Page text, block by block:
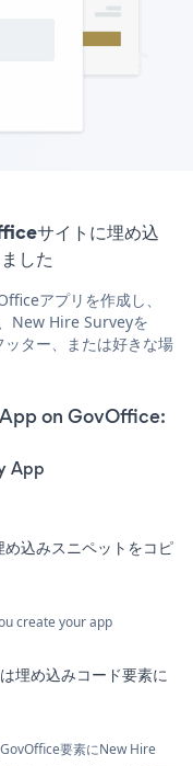
サイトに埋め込
した
アプリを作成し、
New Hire Surveyを
ター、または好きな場
on GovOffice:
App
込みスニペットをコピ
create your app
め込みコード要素に
要素にNew Hire